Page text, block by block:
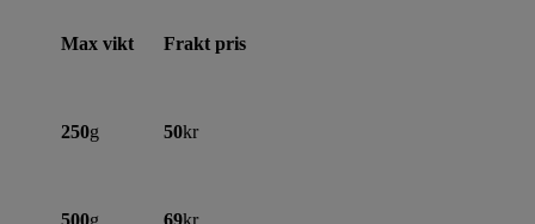
Max vikt Frakt pris
250g 50kr